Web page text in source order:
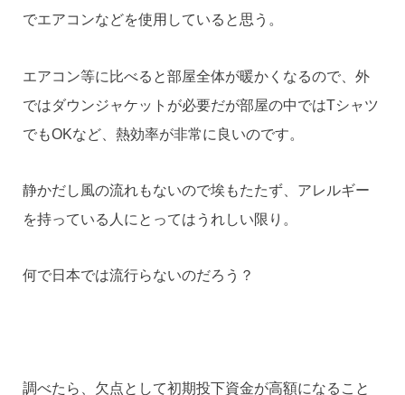
でエアコンなどを使用していると思う。
エアコン等に比べると部屋全体が暖かくなるので、外
ではダウンジャケットが必要だが部屋の中ではTシャツ
でもOKなど、熱効率が非常に良いのです。
静かだし風の流れもないので埃もたたず、アレルギー
を持っている人にとってはうれしい限り。
何で日本では流行らないのだろう？
調べたら、欠点として初期投下資金が高額になること